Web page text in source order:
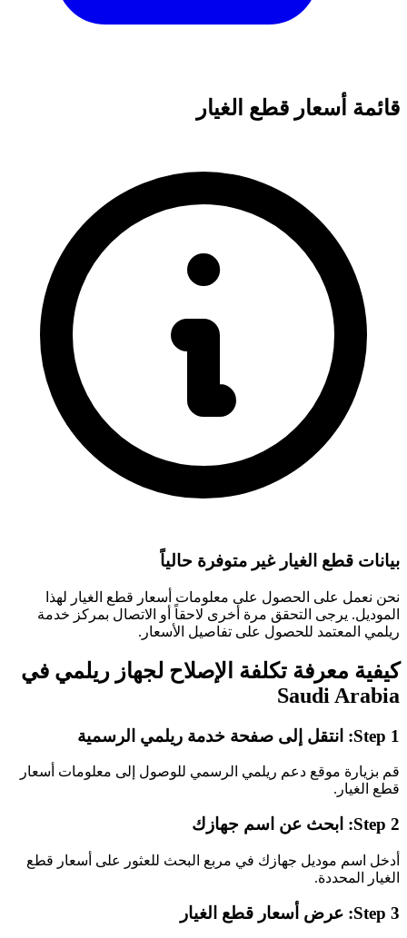
قائمة أسعار قطع الغيار
بيانات قطع الغيار غير متوفرة حالياً
نحن نعمل على الحصول على معلومات أسعار قطع الغيار لهذا
الموديل. يرجى التحقق مرة أخرى لاحقاً أو الاتصال بمركز خدمة
ريلمي المعتمد للحصول على تفاصيل الأسعار.
كيفية معرفة تكلفة الإصلاح لجهاز ريلمي في
Saudi Arabia
Step 1: انتقل إلى صفحة خدمة ريلمي الرسمية
قم بزيارة موقع دعم ريلمي الرسمي للوصول إلى معلومات أسعار
قطع الغيار.
Step 2: ابحث عن اسم جهازك
أدخل اسم موديل جهازك في مربع البحث للعثور على أسعار قطع
الغيار المحددة.
Step 3: عرض أسعار قطع الغيار